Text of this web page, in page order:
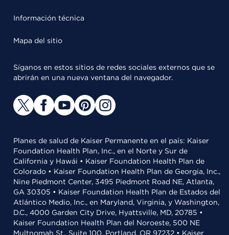
Información técnica
Mapa del sitio
Síganos en estos sitios de redes sociales externos que se
abrirán en una nueva ventana del navegador.
Planes de salud de Kaiser Permanente en el país: Kaiser
Foundation Health Plan, Inc., en el Norte y Sur de
California y Hawái • Kaiser Foundation Health Plan de
Colorado • Kaiser Foundation Health Plan de Georgia, Inc.,
Nine Piedmont Center, 3495 Piedmont Road NE, Atlanta,
GA 30305 • Kaiser Foundation Health Plan de Estados del
Atlántico Medio, Inc., en Maryland, Virginia, y Washington,
D.C., 4000 Garden City Drive, Hyattsville, MD, 20785 •
Kaiser Foundation Health Plan del Noroeste, 500 NE
Multnomah St., Suite 100, Portland, OR 97232 • Kaiser